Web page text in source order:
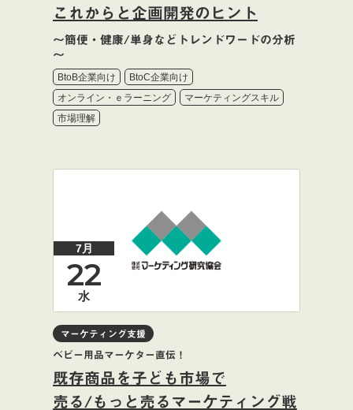
これからと企画開発のヒント
～簡便・健康/単身などトレンドワードの分析
～
BtoB企業向け
BtoC企業向け
オンライン・ｅラーニング
マーケティングスキル
市場理解
7月
22
水
マーケティング支援
ベビー用品マーケター直伝！
既存商品を子ども市場で
売る/もっと売るマーケティング戦